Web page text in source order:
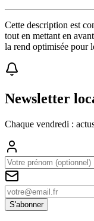
Cette description est
tout en mettant en
la rend optimisée pour
Newsletter
Chaque vendredi :
S'abonner